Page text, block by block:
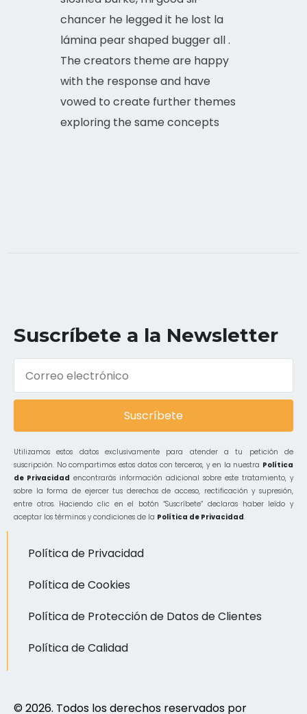
chancer he legged it he lost la
lámina pear shaped bugger all .
The creators theme are happy
with the response and have
vowed to create further themes
exploring the same concepts
Suscríbete a la Newsletter
Suscríbete
Utilizamos estos datos exclusivamente para atender a tu petición de
suscripción. No compartimos estos datos con terceros, y en la nuestra Política
de Privacidad encontrarás información adicional sobre este tratamiento, y
sobre la forma de ejercer tus derechos de acceso, rectificación y supresión,
entre otros. Haciendo clic en el botón “Suscríbete” declaras haber leído y
aceptar los términos y condiciones de la Política de Privacidad.
Política de Privacidad
Política de Cookies
Política de Protección de Datos de Clientes
Política de Calidad
© 2026. Todos los derechos reservados por